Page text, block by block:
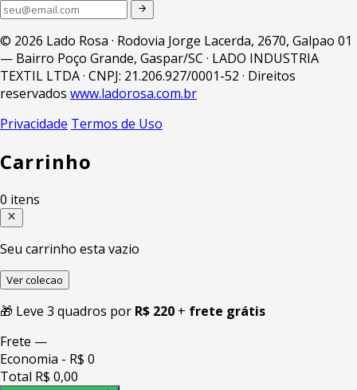
© 2026 Lado Rosa · Rodovia Jorge Lacerda, 2670, Galpao 01
— Bairro Poço Grande, Gaspar/SC · LADO INDUSTRIA
TEXTIL LTDA · CNPJ: 21.206.927/0001-52 · Direitos
reservados www.ladorosa.com.br
Privacidade Termos de Uso
Carrinho
0 itens
Seu carrinho esta vazio
Ver colecao
🎁 Leve 3 quadros por R$ 220 + frete grátis
Frete —
Economia - R$ 0
Total R$ 0,00